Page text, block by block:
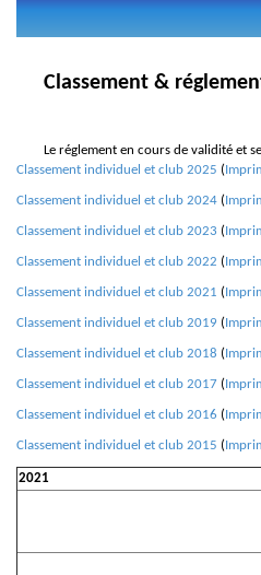
Classement &
Le réglement en cours de validité et
Classement individuel et club 2025 (
Classement individuel et club 2024 (
Classement individuel et club 2023 (
Classement individuel et club 2022 (
Classement individuel et club 2021 (
Classement individuel et club 2019 (
Classement individuel et club 2018 (
Classement individuel et club 2017 (
Classement individuel et club 2016 (
Classement individuel et club 2015 (
2021